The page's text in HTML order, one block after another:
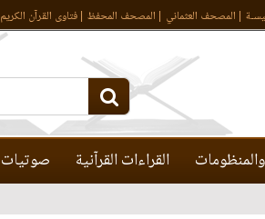
المصحف العثماني المصحف المحفظ فتاوى القرآن الكريم
القراءات القرآنية